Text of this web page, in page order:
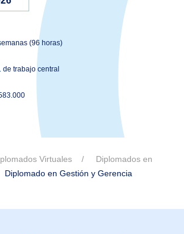
(96 horas)
de trabajo central
Virtuales
Diplomados en
Diplomado en Gestión y Gerencia